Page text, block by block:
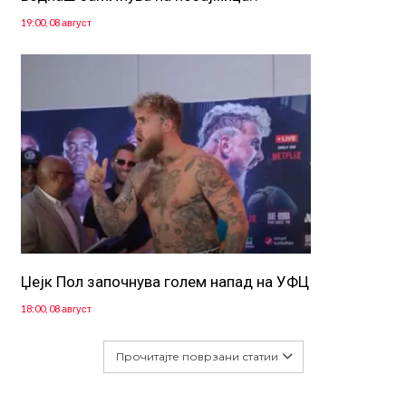
19:00, 08 август
Џејк Пол започнува голем напад на УФЦ
18:00, 08 август
Прочитајте поврзани статии